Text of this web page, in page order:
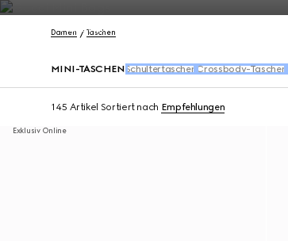
Kontakt
Damen Taschen
MINI-TASCHEN Schultertaschen Crossbody-Taschen
145 Artikel Sortiert nach Empfehlungen
Exklusiv Online